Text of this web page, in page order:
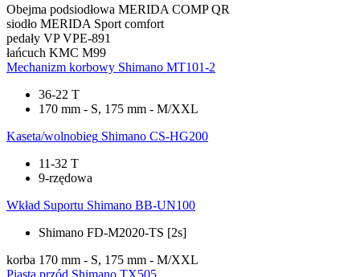
Obejma podsiodłowa MERIDA COMP QR
siodło MERIDA Sport comfort
pedały VP VPE-891
łańcuch KMC M99
Mechanizm korbowy Shimano MT101-2
36-22 T
170 mm - S, 175 mm - M/XXL
Kaseta/wolnobieg Shimano CS-HG200
11-32 T
9-rzędowa
Wkład Suportu Shimano BB-UN100
Shimano FD-M2020-TS [2s]
korba 170 mm - S, 175 mm - M/XXL
Piasta przód Shimano TX505